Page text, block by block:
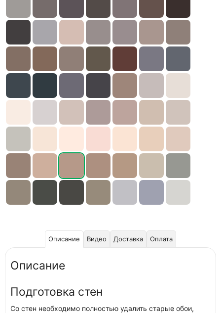
Описание Видео Доставка Оплата
Описание
Подготовка стен
Со стен необходимо полностью удалить старые обои,